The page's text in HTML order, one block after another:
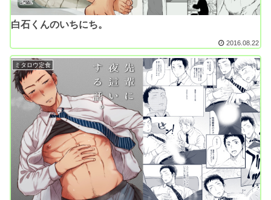
白石くんのいちにち。
2016.08.22
ミタロウ定食